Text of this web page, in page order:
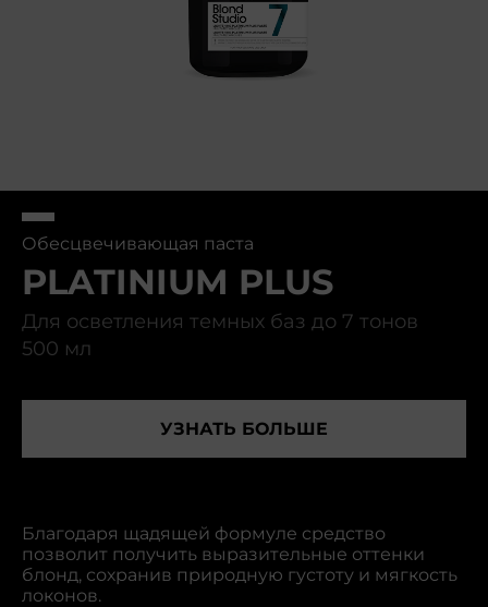
Обесцвечивающая паста
PLATINIUM PLUS
Для осветления темных баз до 7 тонов
500 мл
УЗНАТЬ БОЛЬШЕ
Благодаря щадящей формуле средство
позволит получить выразительные оттенки
блонд, сохранив природную густоту и мягкость
локонов.